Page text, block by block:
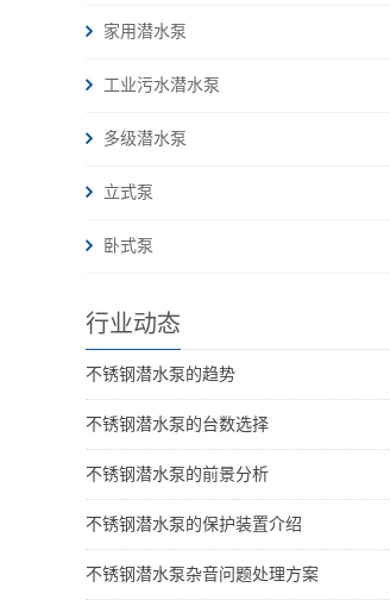
家用潜水泵
工业污水潜水泵
多级潜水泵
立式泵
卧式泵
行业动态
不锈钢潜水泵的趋势
不锈钢潜水泵的台数选择
不锈钢潜水泵的前景分析
不锈钢潜水泵的保护装置介绍
不锈钢潜水泵杂音问题处理方案